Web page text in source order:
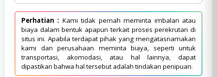
Perhatian : Kami tidak pernah meminta imbalan atau
biaya dalam bentuk apapun terkait proses perekrutan di
situs ini. Apabila terdapat pihak yang mengatasnamakan
kami dan perusahaan meminta biaya, seperti untuk
transportasi, akomodasi, atau hal lainnya, dapat
dipastikan bahwa hal tersebut adalah tindakan penipuan.